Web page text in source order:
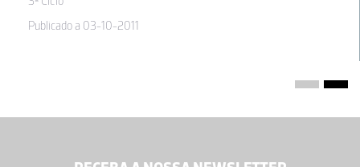
Publicado a 03-10-2011